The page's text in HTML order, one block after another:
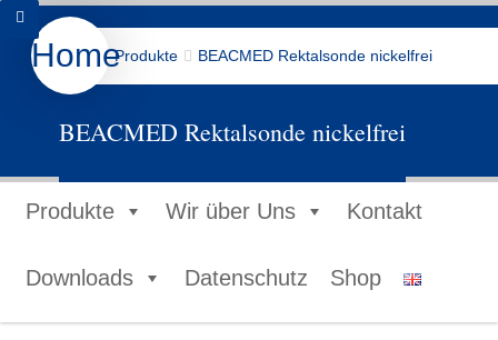
Produkte Wir über Uns Kontakt
Downloads Datenschutz Shop
HomeProdukte BEACMED Rektalsonde nickelfrei
BEACMED Rektalsonde nickelfrei